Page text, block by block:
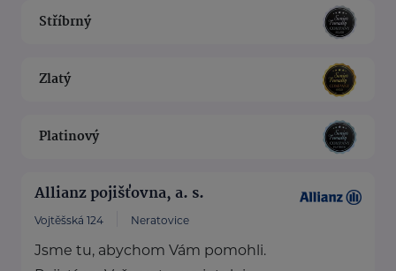
Stříbrný
Zlatý
Platinový
Allianz pojišťovna, a. s.
Vojtěšská 124 Neratovice
Jsme tu, abychom Vám pomohli.